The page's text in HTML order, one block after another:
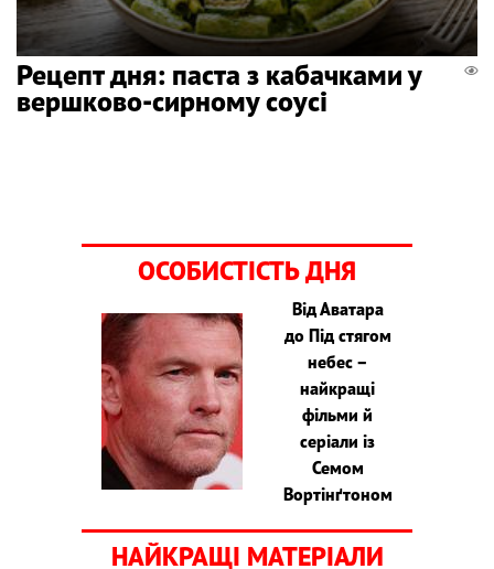
Рецепт дня: паста з кабачками у
вершково-сирному соусі
ОСОБИСТІСТЬ ДНЯ
Від Аватара
до Під стягом
небес –
найкращі
фільми й
серіали із
Семом
Вортінґтоном
НАЙКРАЩІ МАТЕРІАЛИ